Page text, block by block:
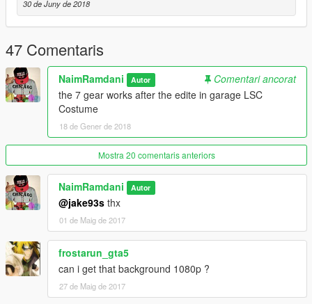
30 de Juny de 2018
47 Comentaris
NaimRamdani Autor
Comentari ancorat
the 7 gear works after the edite in garage LSC
Costume
18 de Gener de 2018
Mostra 20 comentaris anteriors
NaimRamdani Autor
@jake93s thx
01 de Maig de 2017
frostarun_gta5
can i get that background 1080p ?
27 de Maig de 2017